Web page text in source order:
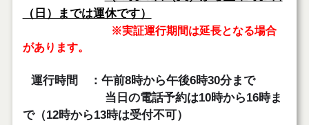
（日）までは運休です）
※実証運行期間は延長となる場合
があります。
運行時間 ：午前8時から午後6時30分まで
当日の電話予約は10時から16時ま
で（12時から13時は受付不可）